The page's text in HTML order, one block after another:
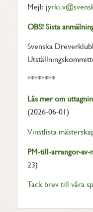
Mejl:
OBS! Sista
Svenska
********
Läs mer om
(2026-06-01)
Vinstlista
PM-till-arrangor-av-
23)
Tack brev till våra